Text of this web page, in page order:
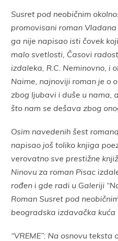
Susret pod neobičnim
promovisani roman
ga nije napisao isti čovek
malo svetlosti, Časovi
izdaleka, R.C. Neminovno, i
Naime, najnoviji roman je o
zbog ljubavi i duše u nama,
što nam se dešava zbog
Osim navedenih šest
napisao još toliko knjiga
verovatno sve prestižne
Ninovu za roman Pisac
rođen i gde radi u Galeriji
Roman Susret pod
beogradska izdavačka kuća
“VREME”: Na osnovu